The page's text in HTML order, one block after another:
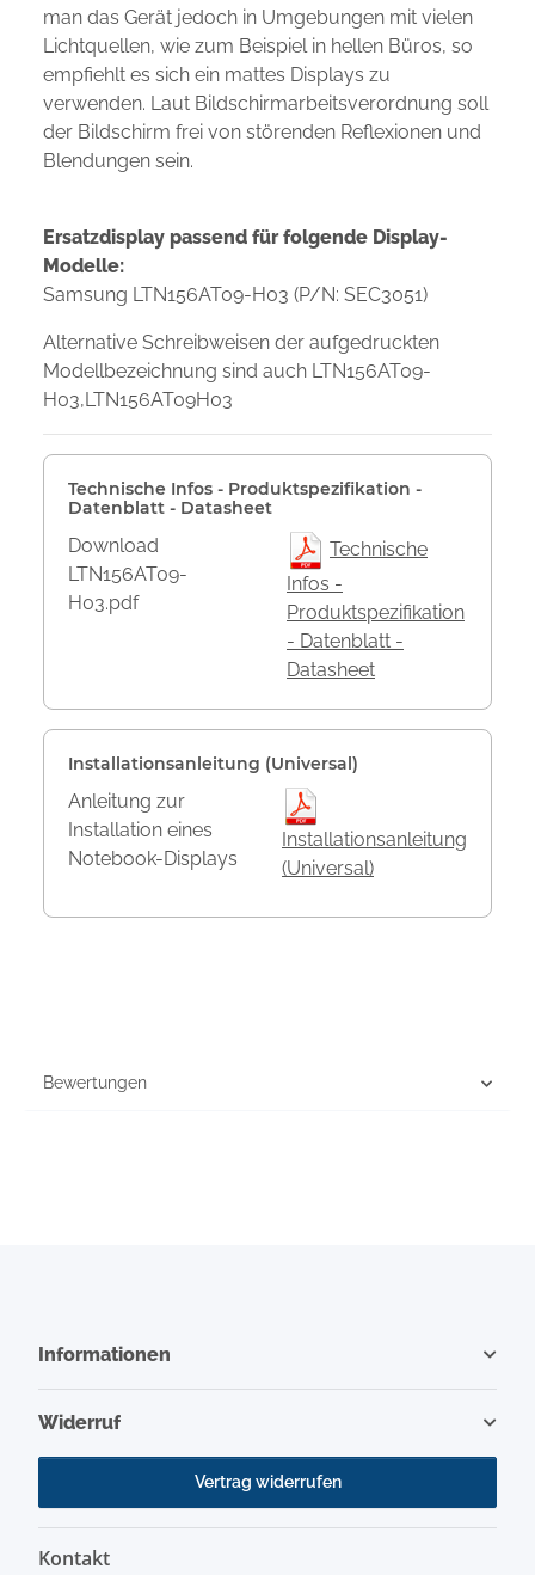
man das Gerät jedoch in Umgebungen mit vielen
Lichtquellen, wie zum Beispiel in hellen Büros, so
empfiehlt es sich ein mattes Displays zu
verwenden. Laut Bildschirmarbeitsverordnung soll
der Bildschirm frei von störenden Reflexionen und
Blendungen sein.
Ersatzdisplay passend für folgende Display-
Modelle:
Samsung LTN156AT09-H03 (P/N: SEC3051)
Alternative Schreibweisen der aufgedruckten
Modellbezeichnung sind auch LTN156AT09-
H03,LTN156AT09H03
Technische Infos - Produktspezifikation -
Datenblatt - Datasheet
Download
LTN156AT09-
H03.pdf
Technische
Infos -
Produktspezifikation
- Datenblatt -
Datasheet
Installationsanleitung (Universal)
Anleitung zur
Installation eines
Notebook-Displays
Installationsanleitung
(Universal)
Bewertungen
Informationen
Widerruf
Vertrag widerrufen
Kontakt